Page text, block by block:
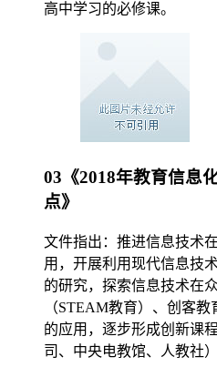
高中学习的必修课。
03《2018年教育信息
点》
文件指出：推进信息技术
用，开展利用现代信息技
的研究，探索信息技术在
（STEAM教育）、创客
的应用，逐步形成创新课
司、中央电教馆、人教社）